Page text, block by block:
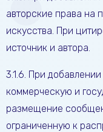
авторские права на
искусства. При
источник и автора.
3.1.6. При
коммерческую и
размещение
ограниченную к